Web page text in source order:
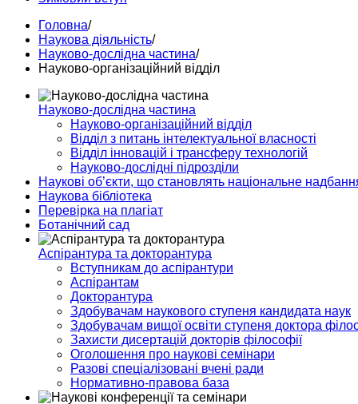
Головна/
Наукова діяльність/
Науково-дослідна частина/
Науково-організаційний відділ
Науково-дослідна частина
Науково-організаційний відділ
Відділ з питань інтелектуальної власності
Відділ інновацій і трансферу технологій
Науково-дослідні підрозділи
Наукові об’єкти, що становлять національне
Наукова бібліотека
Перевірка на плагіат
Ботанічний сад
Аспірантура та докторантура
Вступникам до аспірантури
Аспірантам
Докторантура
Здобувачам наукового ступеня кандидата наук
Здобувачам вищої освіти ступеня доктора
Захисти дисертацій докторів філософії
Оголошення про наукові семінари
Разові спеціалізовані вчені ради
Нормативно-правова база